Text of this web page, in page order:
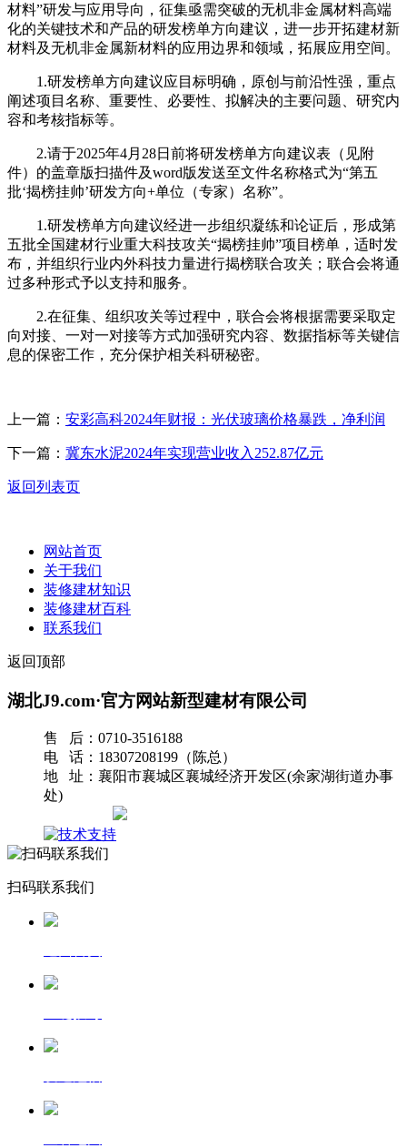
材料”研发与应用导向，征集亟需突破的无机非金属材料高端
化的关键技术和产品的研发榜单方向建议，进一步开拓建材新
材料及无机非金属新材料的应用边界和领域，拓展应用空间。
1.研发榜单方向建议应目标明确，原创与前沿性强，重点
阐述项目名称、重要性、必要性、拟解决的主要问题、研究内
容和考核指标等。
2.请于2025年4月28日前将研发榜单方向建议表（见附
件）的盖章版扫描件及word版发送至文件名称格式为“第五
批‘揭榜挂帅’研发方向+单位（专家）名称”。
1.研发榜单方向建议经进一步组织凝练和论证后，形成第
五批全国建材行业重大科技攻关“揭榜挂帅”项目榜单，适时发
布，并组织行业内外科技力量进行揭榜联合攻关；联合会将通
过多种形式予以支持和服务。
2.在征集、组织攻关等过程中，联合会将根据需要采取定
向对接、一对一对接等方式加强研究内容、数据指标等关键信
息的保密工作，充分保护相关科研秘密。
上一篇： 安彩高科2024年财报：光伏玻璃价格暴跌，净利润
下一篇： 冀东水泥2024年实现营业收入252.87亿元
返回列表页
网站首页
关于我们
装修建材知识
装修建材百科
联系我们
返回顶部
湖北J9.com·官方网站新型建材有限公司
售 后：0710-3516188
电 话：18307208199（陈总）
地 址：襄阳市襄城区襄城经济开发区(余家湖街道办事
处)
扫码联系我们